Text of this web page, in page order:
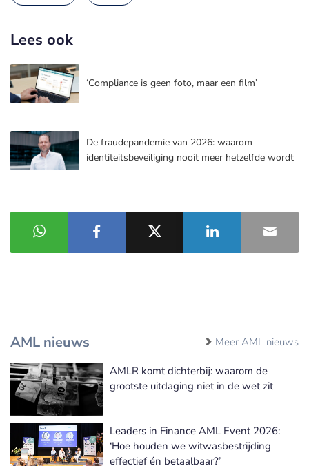
Lees ook
‘Compliance is geen foto, maar een film’
De fraudepandemie van 2026: waarom
identiteitsbeveiliging nooit meer hetzelfde wordt
AML nieuws Meer AML nieuws
AMLR komt dichterbij: waarom de
grootste uitdaging niet in de wet zit
Leaders in Finance AML Event 2026:
‘Hoe houden we witwasbestrijding
effectief én betaalbaar?’